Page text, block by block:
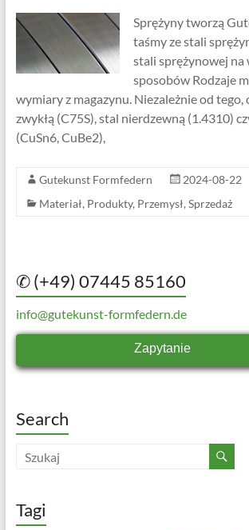
Sprężyny tworzą
taśmy ze stali
stali sprężynowej na
sposobów Rodzaje
wymiary z magazynu. Niezależnie od tego,
zwykłą (C75S), stal nierdzewną (1.4310)
(CuSn6, CuBe2),
Gutekunst Formfedern
2024-08-22
Materiał, Produkty, Przemysł, Sprzedaż
✆ (+49) 07445 85160
info@gutekunst-formfedern.de
Zapytanie
Search
Tagi